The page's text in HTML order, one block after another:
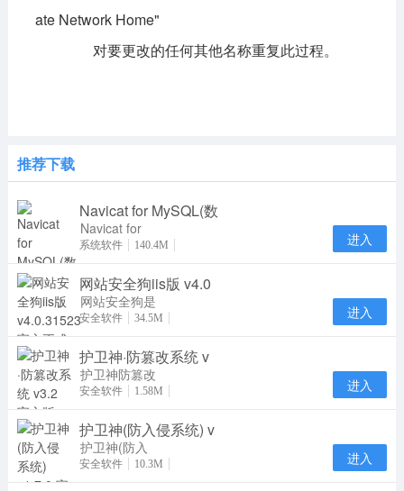
ate Network Home"
对要更改的任何其他名称重复此过程。
推荐下载
Navicat for MySQL(数
Navicat for
MySQL15是
MySQL数据
库研发推
系统软件 140.4M 进入
网站安全狗iis版 v4.0
网站安全狗是
一款集网站内
网站资源保护
及
安全软件 34.5M 进入
护卫神·防篡改系统 v
护卫神防篡改
系统是一款专
篡改的软件，
采用
安全软件 1.58M 进入
护卫神(防入侵系统) v
护卫神(防入
侵系统)官方
安全软件 10.3M 进入